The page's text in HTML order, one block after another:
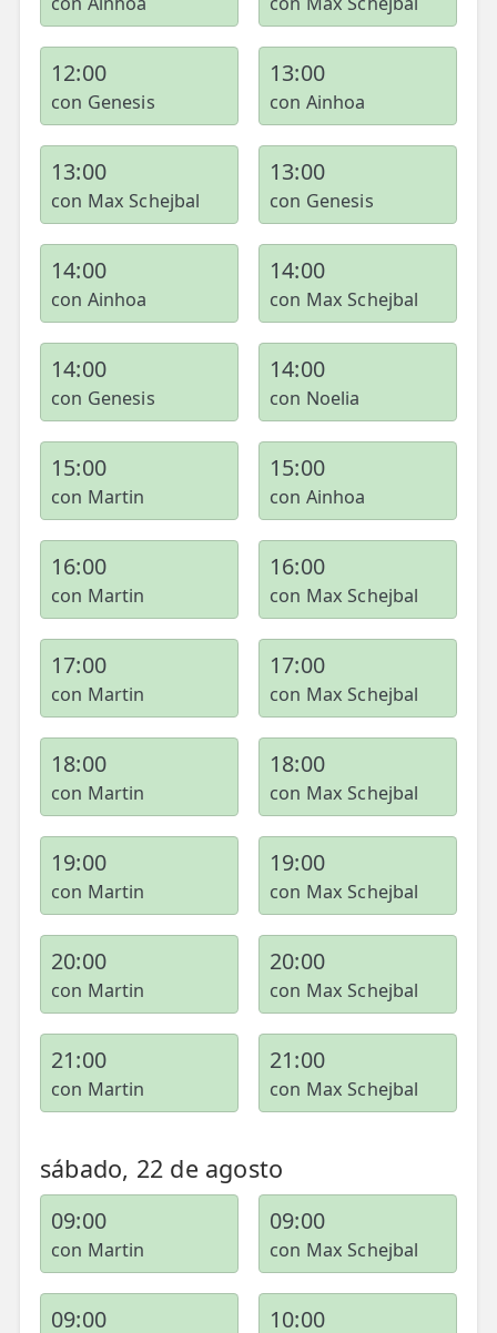
12:00
con Genesis
13:00
con Ainhoa
13:00
con Max Schejbal
13:00
con Genesis
14:00
con Ainhoa
14:00
con Max Schejbal
14:00
con Genesis
14:00
con Noelia
15:00
con Martin
15:00
con Ainhoa
16:00
con Martin
16:00
con Max Schejbal
17:00
con Martin
17:00
con Max Schejbal
18:00
con Martin
18:00
con Max Schejbal
19:00
con Martin
19:00
con Max Schejbal
20:00
con Martin
20:00
con Max Schejbal
21:00
con Martin
21:00
con Max Schejbal
sábado, 22 de agosto
09:00
con Martin
09:00
con Max Schejbal
09:00 10:00